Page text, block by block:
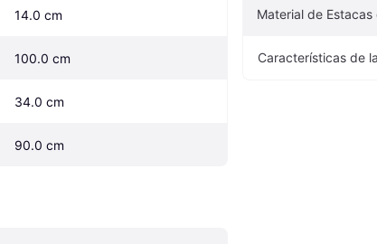
14.0 cm
100.0 cm
34.0 cm
90.0 cm
Material de Estacas
Características de